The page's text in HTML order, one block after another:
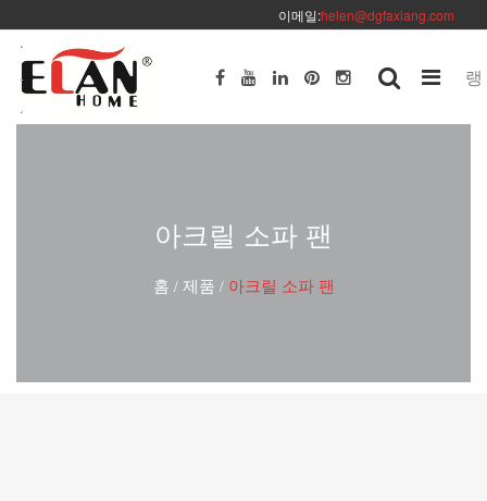
이메일:helen@dgfaxiang.com
랭
아크릴 소파 팬
홈 / 제품 / 아크릴 소파 팬